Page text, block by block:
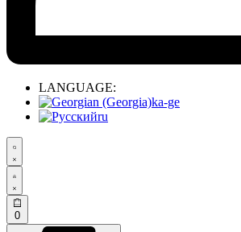
LANGUAGE:
ka-ge
ru
0